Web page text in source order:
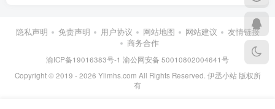
隐私声明 免责声明 用户协议 网站地图 网站建议
友情链接
商务合作
渝ICP备19016383号-1 渝公网安备 50010802004641号
Copyright © 2019 - 2026 Ylimhs.com All Rights Reserved. 伊丞小站 版权所
有